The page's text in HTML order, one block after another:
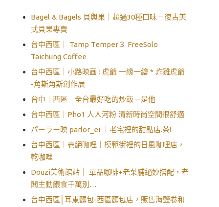
Bagel & Bagels 貝與果｜超過30種口味－復古美
式貝果專賣
台中西區｜ Tamp Temper３ FreeSolo
Taichung Coffee
台中西區｜小路映画 : 虎爺 一緣一繪 * 炸雞虎爺
-角斯角斯創作展
台中｜西區 全台最好吃的炒飯－是他
台中西區｜Pho1 人人河粉 清新時尚空間很舒適
パーラー映 parlor_ei ｜老宅裡的甜點店.茶!
台中西區｜壱絕咖哩｜模範街裡的日風咖哩店，
乾咖哩
Douzi美術館站｜ 單品咖啡+老菜脯絕妙搭配，老
闆主動餵食千萬別…
台中西區│耳東麵包-西區麵包店，販售海鹽卷和